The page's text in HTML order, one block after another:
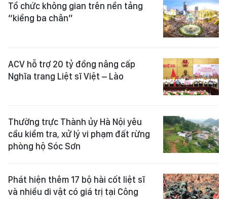
Tổ chức không gian trên nền tảng
“kiềng ba chân”
ACV hỗ trợ 20 tỷ đồng nâng cấp
Nghĩa trang Liệt sĩ Việt – Lào
Thường trực Thành ủy Hà Nội yêu
cầu kiểm tra, xử lý vi phạm đất rừng
phòng hộ Sóc Sơn
Phát hiện thêm 17 bộ hài cốt liệt sĩ
và nhiều di vật có giá trị tại Công